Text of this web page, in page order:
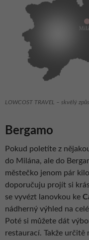
LOWCOST TRAVEL – skvělý
Bergamo
Pokud poletíte z
do Milána, ale do
městečko jenom pár
doporučuju projít si
se vyvézt lanovkou ke
nádherný výhled na
Poté si můžete dát
restaurací. Takže